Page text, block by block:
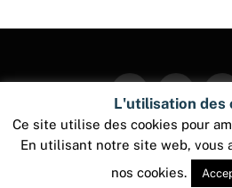
FacebookTwitter
© 2026 ThemeSphere.
L'utilisation des
Ce site utilise des cookies pour
En utilisant notre site web, vous
nos cookies.